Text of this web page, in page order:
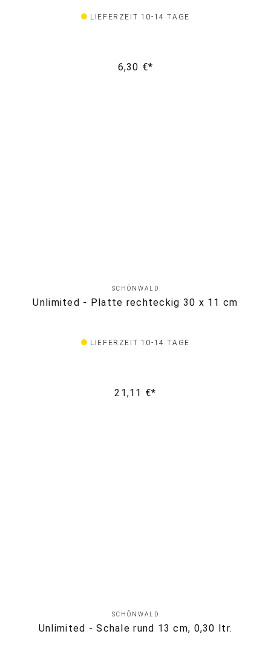
LIEFERZEIT 10-14 TAGE
6,30 €*
SCHÖNWALD
Unlimited - Platte rechteckig 30 x 11 cm
LIEFERZEIT 10-14 TAGE
21,11 €*
SCHÖNWALD
Unlimited - Schale rund 13 cm, 0,30 ltr.